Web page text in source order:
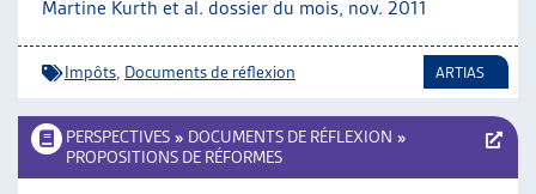
Martine Kurth et al. dossier du mois, nov. 2011
Impôts Documents de réflexion ARTIAS
PERSPECTIVES » DOCUMENTS DE RÉFLEXION »
PROPOSITIONS DE RÉFORMES